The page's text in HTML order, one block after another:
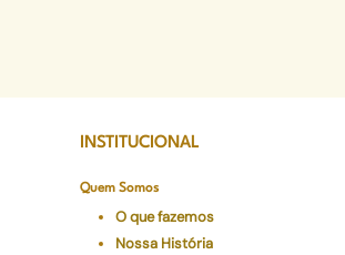
INSTITUCIONAL
Quem Somos
O que fazemos
Nossa História